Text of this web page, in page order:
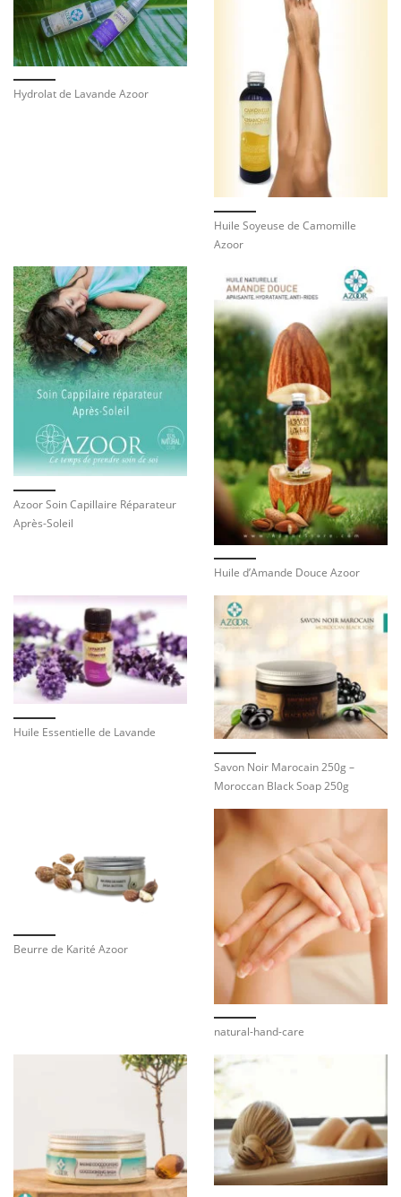
Hydrolat de Lavande Azoor
Huile Soyeuse de Camomille
Azoor
Azoor Soin Capillaire Réparateur
Après-Soleil
Huile d’Amande Douce Azoor
Huile Essentielle de Lavande
Savon Noir Marocain 250g –
Moroccan Black Soap 250g
Beurre de Karité Azoor
natural-hand-care